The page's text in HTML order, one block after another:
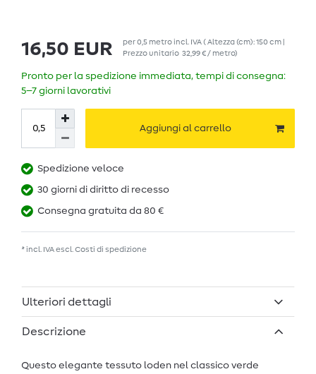
16,50 EUR per0,5 metro incl. IVA( Altezza (cm): 150 cm |
Prezzo unitario 32,99 € / metro)
Pronto per la spedizione immediata, tempi di consegna:
5–7 giorni lavorativi
Aggiungi al carrello
Spedizione veloce
30 giorni di diritto di recesso
Consegna gratuita da 80 €
* incl. IVA escl.Costi di spedizione
Ulteriori dettagli
Descrizione
Questo elegante tessuto loden nel classico verde